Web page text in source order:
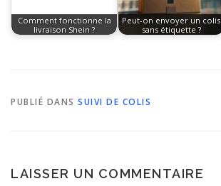
Comment fonctionne la
livraison Shein ?
Peut-on envoyer un colis
sans étiquette ?
PUBLIÉ DANS SUIVI DE COLIS
LAISSER UN COMMENTAIRE